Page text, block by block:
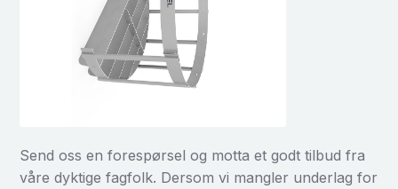
Send oss en forespørsel og motta et godt tilbud fra
våre dyktige fagfolk. Dersom vi mangler underlag for